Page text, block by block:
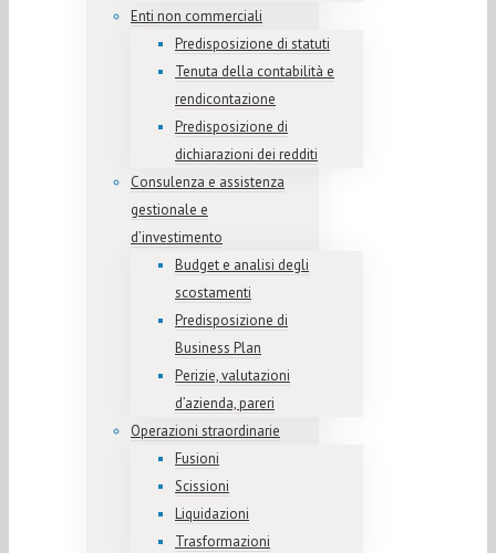
Enti non commerciali
Predisposizione di statuti
Tenuta della contabilità e
rendicontazione
Predisposizione di
dichiarazioni dei redditi
Consulenza e assistenza
gestionale e
d’investimento
Budget e analisi degli
scostamenti
Predisposizione di
Business Plan
Perizie, valutazioni
d’azienda, pareri
Operazioni straordinarie
Fusioni
Scissioni
Liquidazioni
Trasformazioni